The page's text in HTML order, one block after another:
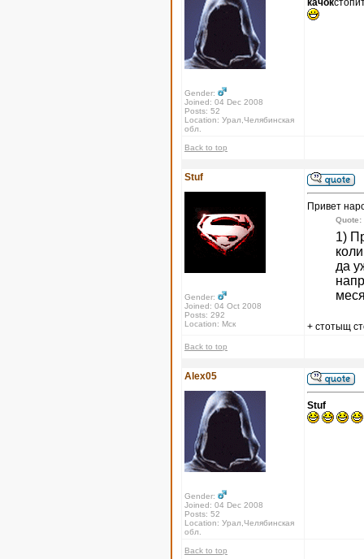
Gender:
Joined: 04 Dec 2008
Posts: 52
Location: Урал,Челябинская
обл.
качок
Back to top
Stuf
Gender:
Joined: 04 Oct 2008
Posts: 292
Location: Мск
Привет
Quote:
1)
да
+ стотыщ
Back to top
Alex05
Gender:
Joined: 04 Dec 2008
Posts: 52
Location: Урал,Челябинская
обл.
Stuf
Back to top